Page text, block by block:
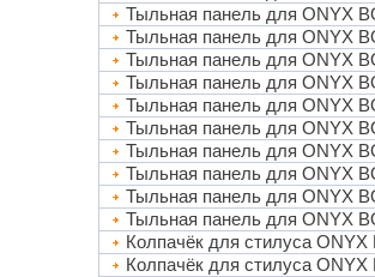
Тыльная панель для ONYX
Тыльная панель для ONYX
Тыльная панель для ONYX
Тыльная панель для ONYX
Тыльная панель для ONYX
Тыльная панель для ONYX
Тыльная панель для ONYX
Тыльная панель для ONYX
Тыльная панель для ONYX
Тыльная панель для ONYX
Колпачёк для стилуса
Колпачёк для стилуса